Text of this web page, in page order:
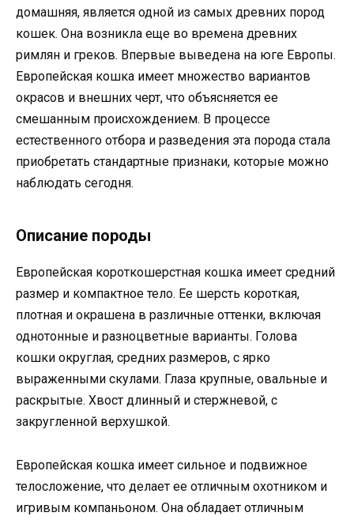
домашняя, является одной из самых древних пород
кошек. Она возникла еще во времена древних
римлян и греков. Впервые выведена на юге Европы.
Европейская кошка имеет множество вариантов
окрасов и внешних черт, что объясняется ее
смешанным происхождением. В процессе
естественного отбора и разведения эта порода стала
приобретать стандартные признаки, которые можно
наблюдать сегодня.
Описание породы
Европейская короткошерстная кошка имеет средний
размер и компактное тело. Ее шерсть короткая,
плотная и окрашена в различные оттенки, включая
однотонные и разноцветные варианты. Голова
кошки округлая, средних размеров, с ярко
выраженными скулами. Глаза крупные, овальные и
раскрытые. Хвост длинный и стержневой, с
закругленной верхушкой.
Европейская кошка имеет сильное и подвижное
телосложение, что делает ее отличным охотником и
игривым компаньоном. Она обладает отличным